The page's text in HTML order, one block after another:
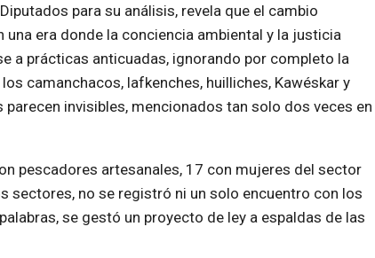
para su análisis, revela que el cambio
era donde la conciencia ambiental y la justicia
a prácticas anticuadas, ignorando por completo la
camanchacos, lafkenches, huilliches, Kawéskar y
parecen invisibles, mencionados tan solo dos veces en
pescadores artesanales, 17 con mujeres del sector
sectores, no se registró ni un solo encuentro con los
se gestó un proyecto de ley a espaldas de las